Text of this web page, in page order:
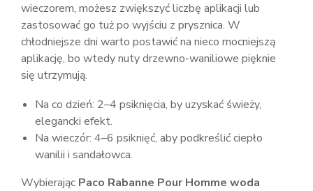
wieczorem, możesz zwiększyć liczbę aplikacji lub
zastosować go tuż po wyjściu z prysznica. W
chłodniejsze dni warto postawić na nieco mocniejszą
aplikację, bo wtedy nuty drzewno-waniliowe pięknie
się utrzymują.
Na co dzień: 2–4 psiknięcia, by uzyskać świeży,
elegancki efekt.
Na wieczór: 4–6 psiknięć, aby podkreślić ciepło
wanilii i sandałowca.
Wybierając Paco Rabanne Pour Homme woda